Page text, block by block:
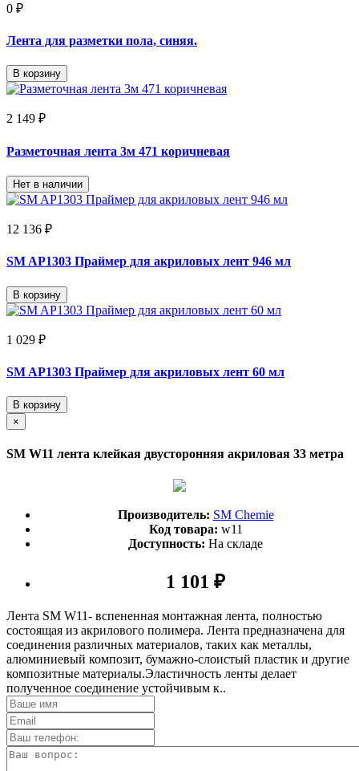
0 ₽
Лента для разметки пола, синяя.
В корзину
2 149 ₽
Разметочная лента 3м 471 коричневая
Нет в наличии
12 136 ₽
SM AP1303 Праймер для акриловых лент 946 мл
В корзину
1 029 ₽
SM AP1303 Праймер для акриловых лент 60 мл
В корзину
×
SM W11 лента клейкая двусторонняя акриловая 33 метра
Производитель: SM Chemie
Код товара: w11
Доступность: На складе
1 101 ₽
Лента SM W11- вспененная монтажная лента, полностью
состоящая из акрилового полимера. Лента предназначена для
соединения различных материалов, таких как металлы,
алюминиевый композит, бумажно-слоистый пластик и другие
композитные материалы.Эластичность ленты делает
полученное соединение устойчивым к..